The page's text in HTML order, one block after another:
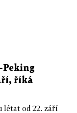
Peking
říká
létat od 22. září